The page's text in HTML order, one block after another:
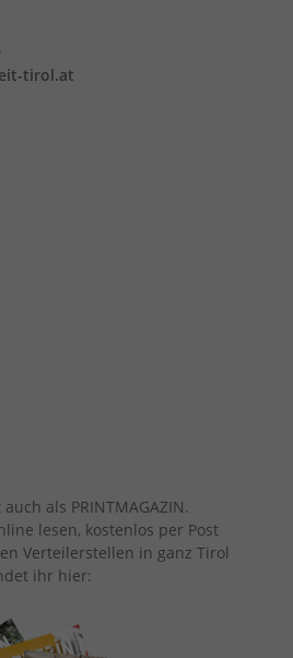
tirol.at
als PRINTMAGAZIN.
lesen, kostenlos per Post
Verteilerstellen in ganz Tirol
ihr hier: